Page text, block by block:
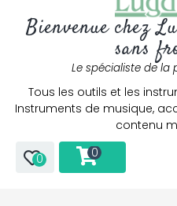
Bienvenue chez
sans
Le spécialiste de la
Tous les outils et les
Instruments de musique,
contenu
0 0